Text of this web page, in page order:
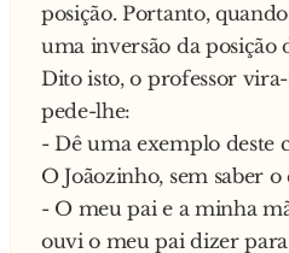
posição. Portanto,
uma inversão da posição
Dito isto, o professor
pede-lhe:
- Dê uma exemplo deste
O Joãozinho, sem saber
- O meu pai e a minha
ouvi o meu pai dizer